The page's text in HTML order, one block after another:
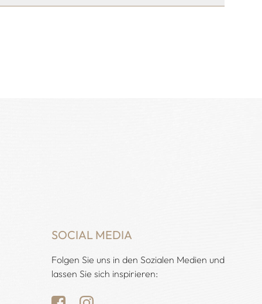
SOCIAL MEDIA
Folgen Sie uns in den Sozialen Medien und
lassen Sie sich inspirieren: